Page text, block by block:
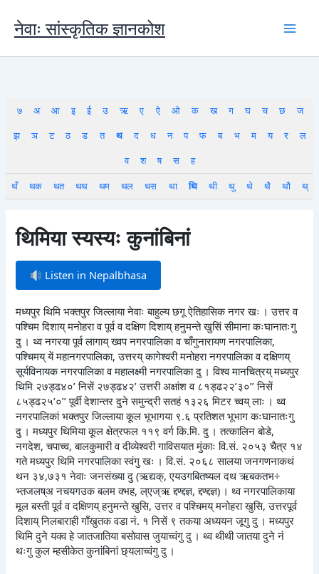
content
नेवाः सांस्कृतिक ज्ञानकोश
७ अ आ इ ई उ ऋ ए ऐ ओ क ख ग घ च छ
ज
झ
ञ ट ठ ड त थ द ध न प फ ब भ म य र
ल
व
श ष स
ह
थँ
थक थत थथ थम थल थस था थि थी थु थे थै थौ थ्
थिमिया स्यस्यः कुनांबिनां
Listen in Nepalbhasa
मध्यपुर थिमि भक्तपुर जिल्लाया नेवाः बाहुल्य छगू ऐतिहासिक नगर खः । उत्तर व
पश्चिम दिशाय् मनोहरा व पूर्व व दक्षिण दिशाय् हनुमन्ते खुसिं सीमाना कःघानातःगु
दु । थ्व नगरया पूर्व लागाय् ख्वप नगरपालिका व चाँगुनारायण नगरपालिका,
पश्चिमय् यें महानगरपालिका, उत्तरय् कागेश्वरी मनोहरा नगरपालिका व दक्षिणय्
सूर्यविनायक नगरपालिका व महालक्ष्मी नगरपालिका दु । विश्व मानचित्रय् मध्यपुर
थिमि २७ड्ढ४०’ निसें २७ड्ढ४२’ उत्तरी अक्षांश व ८१ड्ढ२२’३०’’ निसें
८५ड्ढ२५’०’’ पूर्वी देशान्तर दुने समुन्द्री सतहं १३२६ मिटर च्वय् लाः । थ्व
नगरपालिकां भक्तपुर जिल्लाया कूल भूभागया ९.६ प्रतिशत भूभाग कःघानातःगु
दु । मध्यपुर थिमिया कूल क्षेत्रफल ११९ वर्ग कि.मि. दु । तत्कालिन बोडे,
नगदेश, चपाच्व, बालकुमारी व दीव्येश्वरी गाविसयात मुंकाः वि.सं. २०५३ चैत्र १४
गते मध्यपुर थिमि नगरपालिका स्वंगु खः । वि.सं. २०६८ सालया जनगणनाकथं
थन ३४,७३१ नेवाः जनसंख्या दु (ऋद्यक्, एयउगबितष्यल दथ ऋबकतभ÷
भ्तजलष्अ नचयगउक बलम क्भह, ल्एज्ऋ द्दण्द्दज्ञ, द्दण्द्दज्ञ) । थ्व नगरपालिकाया
मूल बस्ती पूर्व व दक्षिणय् हनुमन्ते खुसि, उत्तर व पश्चिमय् मनोहरा खुसि, उत्तरपूर्व
दिशाय् निलबाराही गाँखुतक वडा नं. १ निसें ९ तकया अध्ययन जूगु दु । मध्यपुर
थिमि दुने यक्व हे जातजातिया बसोवास जुयाच्वंगु दु । थ्व थीथी जातया दुने नं
थःगु कुल म्हसीकेत कुनांबिनां छ्यलाच्वंगु दु ।